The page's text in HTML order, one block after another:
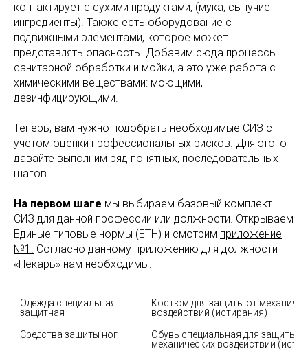
контактирует с сухими продуктами, (мука, сыпучие
ингредиенты). Также есть оборудование с
подвижными элементами, которое может
представлять опасность. Добавим сюда процессы
санитарной обработки и мойки, а это уже работа с
химическими веществами: моющими,
дезинфицирующими.
Теперь, вам нужно подобрать необходимые СИЗ с
учетом оценки профессиональных рисков. Для этого
давайте выполним ряд понятных, последовательных
шагов.
На первом шаге мы выбираем базовый комплект
СИЗ для данной профессии или должности. Открываем
Единые типовые нормы (ЕТН) и смотрим приложение
№1. Согласно данному приложению для должности
«Пекарь» нам необходимы:
Одежда специальная
защитная
Костюм для защиты от
воздействий (истирания)
Средства защиты ног
Обувь специальная для защиты